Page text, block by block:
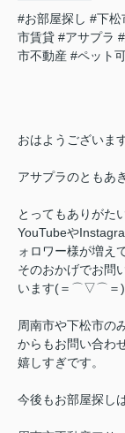
#お部屋探し #下松
市賃貸 #アサプラ
市不動産 #ペット
おはようございます
アサプラのともあ
とってもありがた
YouTubeや
ォロワー様が増え
そのおかげでお問
います(＝⌒▽⌒＝)
周南市や下松市の
からもお問い合わ
嬉しすぎです。
今後もお部屋探し